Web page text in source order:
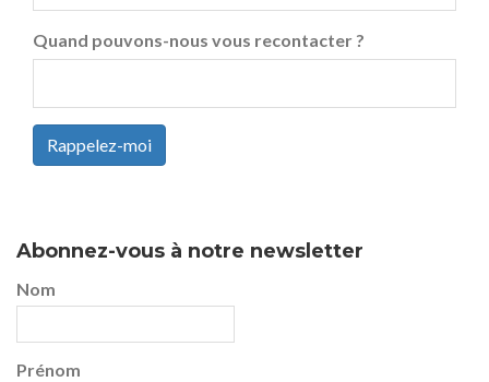
Quand pouvons-nous vous recontacter ?
Rappelez-moi
Abonnez-vous à notre newsletter
Nom
Prénom